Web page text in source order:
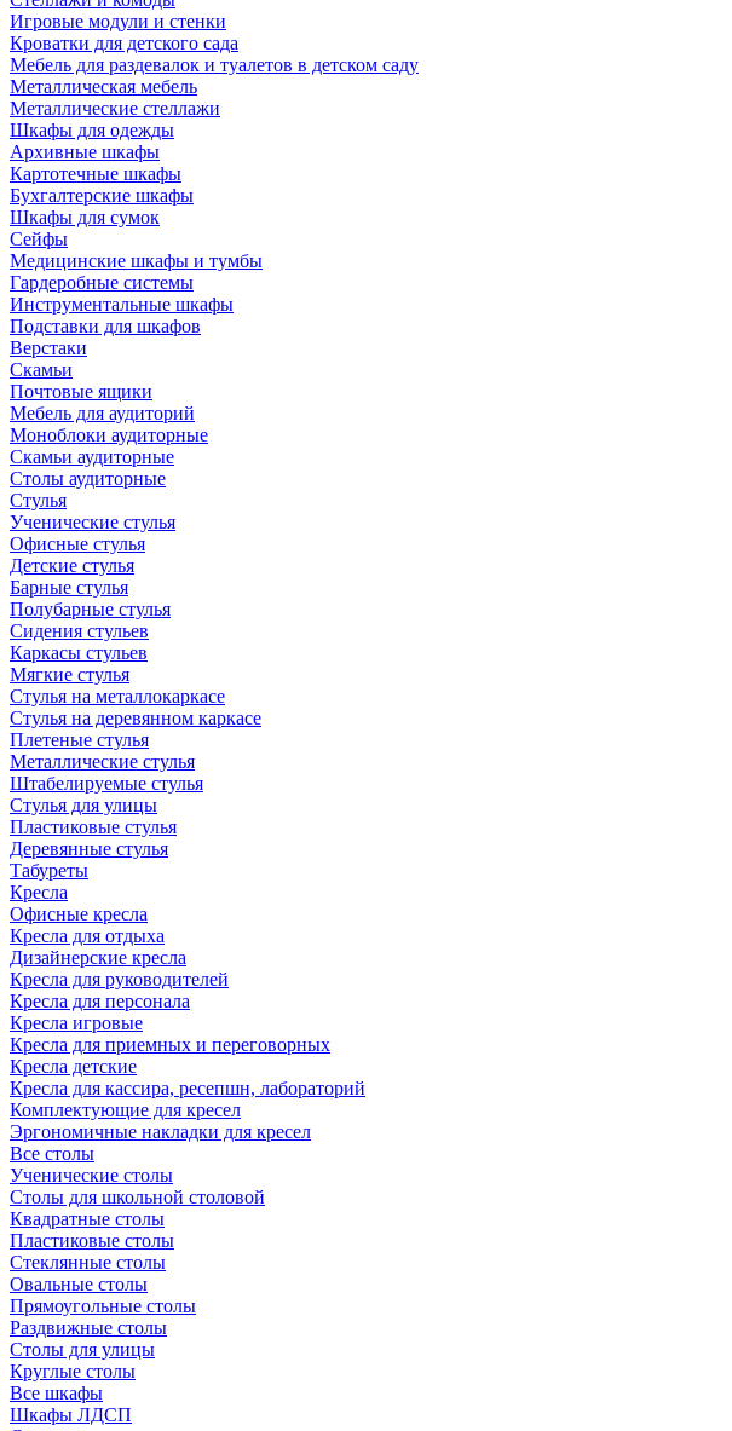
Игровые модули и стенки
Кроватки для детского сада
Мебель для раздевалок и туалетов в детском саду
Металлическая мебель
Металлические стеллажи
Шкафы для одежды
Архивные шкафы
Картотечные шкафы
Бухгалтерские шкафы
Шкафы для сумок
Сейфы
Медицинские шкафы и тумбы
Гардеробные системы
Инструментальные шкафы
Подставки для шкафов
Верстаки
Скамьи
Почтовые ящики
Мебель для аудиторий
Моноблоки аудиторные
Скамьи аудиторные
Столы аудиторные
Стулья
Ученические стулья
Офисные стулья
Детские стулья
Барные стулья
Полубарные стулья
Сидения стульев
Каркасы стульев
Мягкие стулья
Стулья на металлокаркасе
Стулья на деревянном каркасе
Плетеные стулья
Металлические стулья
Штабелируемые стулья
Стулья для улицы
Пластиковые стулья
Деревянные стулья
Табуреты
Кресла
Офисные кресла
Кресла для отдыха
Дизайнерские кресла
Кресла для руководителей
Кресла для персонала
Кресла игровые
Кресла для приемных и переговорных
Кресла детские
Кресла для кассира, ресепшн, лабораторий
Комплектующие для кресел
Эргономичные накладки для кресел
Все столы
Ученические столы
Столы для школьной столовой
Квадратные столы
Пластиковые столы
Стеклянные столы
Овальные столы
Прямоугольные столы
Раздвижные столы
Столы для улицы
Круглые столы
Все шкафы
Шкафы ЛДСП